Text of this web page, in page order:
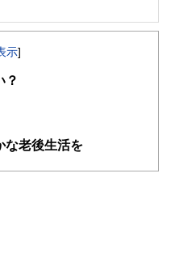
融、経済に関する記事を、日々
ようわかりやすく発信していま
」に関する書籍・雑誌の編集経
ら記事掲載まですべての工程に
ンテンツを追求しています。
示]
？
な老後生活を